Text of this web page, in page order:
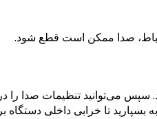
صدا ممکن است قطع شود.
می‌توانید تنظیمات صدا را
تا خرابی داخلی